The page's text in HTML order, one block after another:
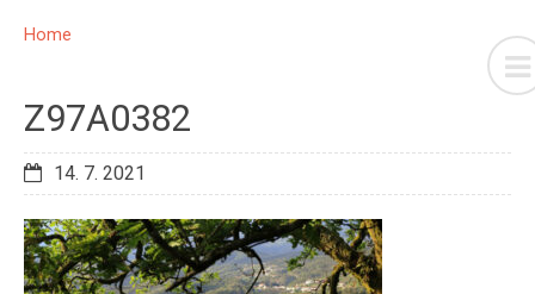
Home
Z97A0382
14. 7. 2021